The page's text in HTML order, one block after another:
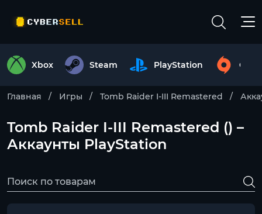
Xbox Steam PlayStation
Главная Игры Tomb Raider I-III Remastered
Tomb Raider I-III Remastered () –
Аккаунты PlayStation